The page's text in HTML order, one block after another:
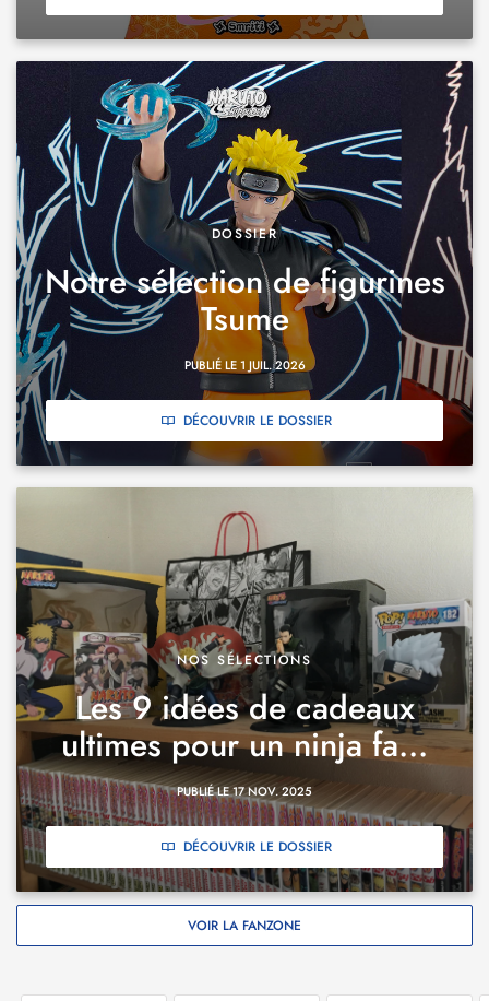
DOSSIER
Notre sélection de figurines
Tsume
PUBLIÉ LE 1 JUIL. 2026
DÉCOUVRIR LE DOSSIER
NOS SÉLECTIONS
Les 9 idées de cadeaux
ultimes pour un ninja fa...
PUBLIÉ LE 17 NOV. 2025
DÉCOUVRIR LE DOSSIER
VOIR LA FANZONE